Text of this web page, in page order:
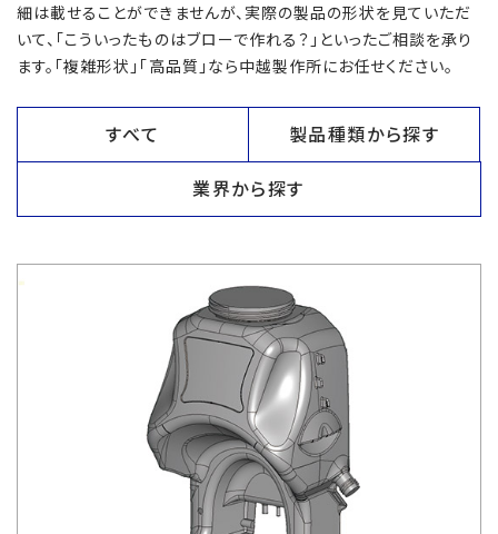
細は載せることができませんが、実際の製品の形状を見ていただ
いて、「こういったものはブローで作れる？」といったご相談を承り
ます。「複雑形状」「高品質」なら中越製作所にお任せください。
すべて 製品種類から探す
業界から探す